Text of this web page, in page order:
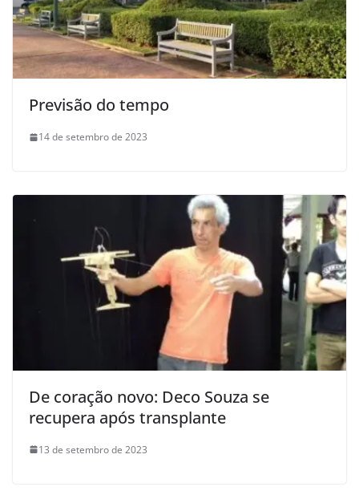
Previsão do tempo
14 de setembro de 2023
De coração novo: Deco Souza se
recupera após transplante
13 de setembro de 2023